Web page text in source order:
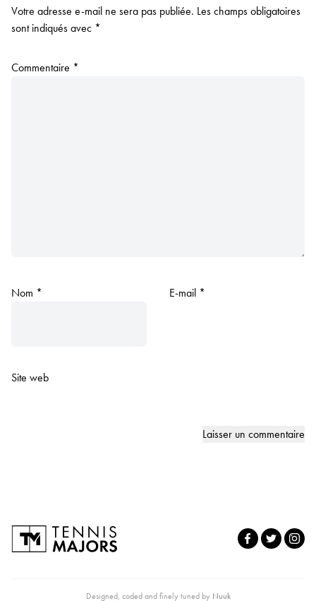
Votre adresse e-mail ne sera pas publiée. Les champs obligatoires
sont indiqués avec *
Commentaire *
Nom * E-mail *
Site web
Designed, coded and finely tuned by Nuuk